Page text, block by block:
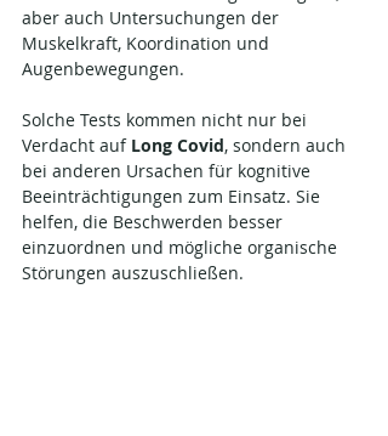
aber auch Untersuchungen der
Muskelkraft, Koordination und
Augenbewegungen.
Solche Tests kommen nicht nur bei
Verdacht auf Long Covid, sondern auch
bei anderen Ursachen für kognitive
Beeinträchtigungen zum Einsatz. Sie
helfen, die Beschwerden besser
einzuordnen und mögliche organische
Störungen auszuschließen.